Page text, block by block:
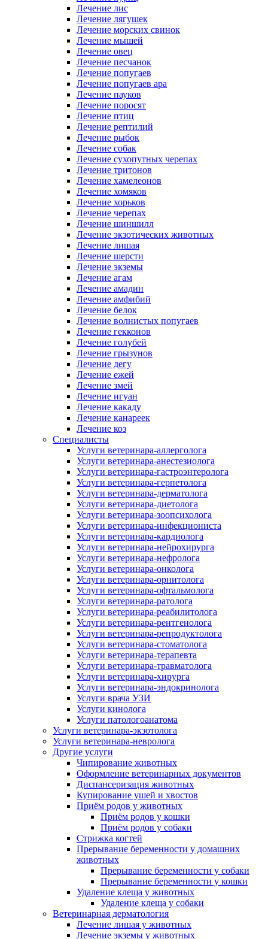
Лечение лис
Лечение лягушек
Лечение морских свинок
Лечение мышей
Лечение овец
Лечение песчанок
Лечение попугаев
Лечение попугаев ара
Лечение пауков
Лечение поросят
Лечение птиц
Лечение рептилий
Лечение рыбок
Лечение собак
Лечение сухопутных черепах
Лечение тритонов
Лечение хамелеонов
Лечение хомяков
Лечение хорьков
Лечение черепах
Лечение шиншилл
Лечение экзотических животных
Лечение лишая
Лечение шерсти
Лечение экземы
Лечение агам
Лечение амадин
Лечение амфибий
Лечение белок
Лечение волнистых попугаев
Лечение гекконов
Лечение голубей
Лечение грызунов
Лечение дегу
Лечение ежей
Лечение змей
Лечение игуан
Лечение какаду
Лечение канареек
Лечение коз
Специалисты
Услуги ветеринара-аллерголога
Услуги ветеринара-анестезиолога
Услуги ветеринара-гастроэнтеролога
Услуги ветеринара-герпетолога
Услуги ветеринара-дерматолога
Услуги ветеринара-диетолога
Услуги ветеринара-зоопсихолога
Услуги ветеринара-инфекциониста
Услуги ветеринара-кардиолога
Услуги ветеринара-нейрохирурга
Услуги ветеринара-нефролога
Услуги ветеринара-онколога
Услуги ветеринара-орнитолога
Услуги ветеринара-офтальмолога
Услуги ветеринара-ратолога
Услуги ветеринара-реабилитолога
Услуги ветеринара-рентгенолога
Услуги ветеринара-репродуктолога
Услуги ветеринара-стоматолога
Услуги ветеринара-терапевта
Услуги ветеринара-травматолога
Услуги ветеринара-хирурга
Услуги ветеринара-эндокринолога
Услуги врача УЗИ
Услуги кинолога
Услуги патологоанатома
Услуги ветеринара-экзотолога
Услуги ветеринара-невролога
Другие услуги
Чипирование животных
Оформление ветеринарных документов
Диспансеризация животных
Купирование ушей и хвостов
Приём родов у животных
Приём родов у кошки
Приём родов у собаки
Стрижка когтей
Прерывание беременности у домашних
животных
Прерывание беременности у собаки
Прерывание беременности у кошки
Удаление клеща у животных
Удаление клеща у собаки
Ветеринарная дерматология
Лечение лишая у животных
Лечение экземы у животных